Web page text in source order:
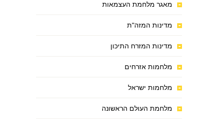
מאגר מלחמת העצמאות
מדינות המזה"ת
מדינות המזרח התיכון
מלחמות אזרחים
מלחמות ישראל
מלחמת העולם הראשונה